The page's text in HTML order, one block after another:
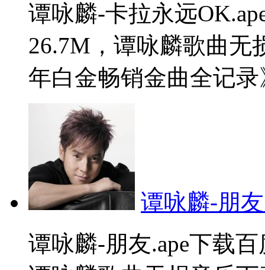
谭咏麟-卡拉永远
26.7M，谭咏麟歌曲无
年白金畅销金曲全记录
谭咏麟-朋友
谭咏麟-朋友.ape下载